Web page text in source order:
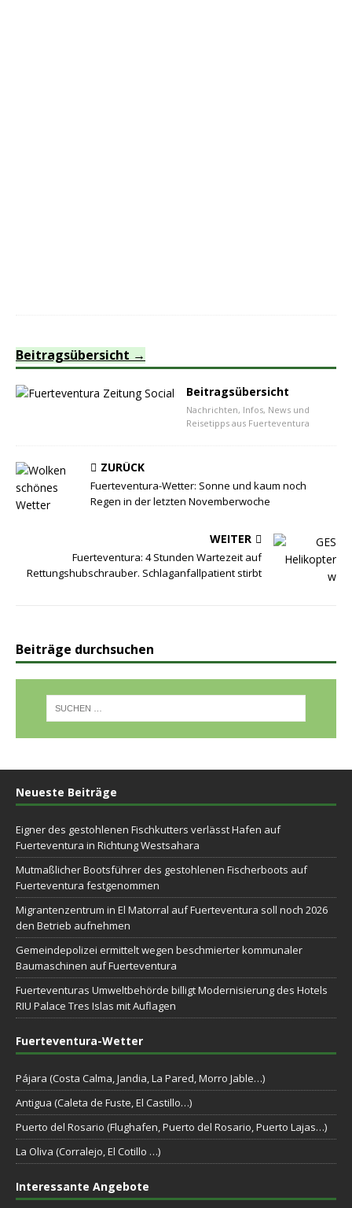
Beitragsübersicht
Beitragsübersicht
Nachrichten, Infos, News und
Reisetipps aus Fuerteventura
ZURÜCK
Fuerteventura-Wetter: Sonne und kaum noch
Regen in der letzten Novemberwoche
WEITER
Fuerteventura: 4 Stunden Wartezeit auf
Rettungshubschrauber. Schlaganfallpatient stirbt
Beiträge durchsuchen
Neueste Beiträge
Eigner des gestohlenen Fischkutters verlässt Hafen auf
Fuerteventura in Richtung Westsahara
Mutmaßlicher Bootsführer des gestohlenen Fischerboots auf
Fuerteventura festgenommen
Migrantenzentrum in El Matorral auf Fuerteventura soll noch 2026
den Betrieb aufnehmen
Gemeindepolizei ermittelt wegen beschmierter kommunaler
Baumaschinen auf Fuerteventura
Fuerteventuras Umweltbehörde billigt Modernisierung des Hotels
RIU Palace Tres Islas mit Auflagen
Fuerteventura-Wetter
Pájara (Costa Calma, Jandia, La Pared, Morro Jable…)
Antigua (Caleta de Fuste, El Castillo…)
Puerto del Rosario (Flughafen, Puerto del Rosario, Puerto Lajas…)
La Oliva (Corralejo, El Cotillo …)
Interessante Angebote